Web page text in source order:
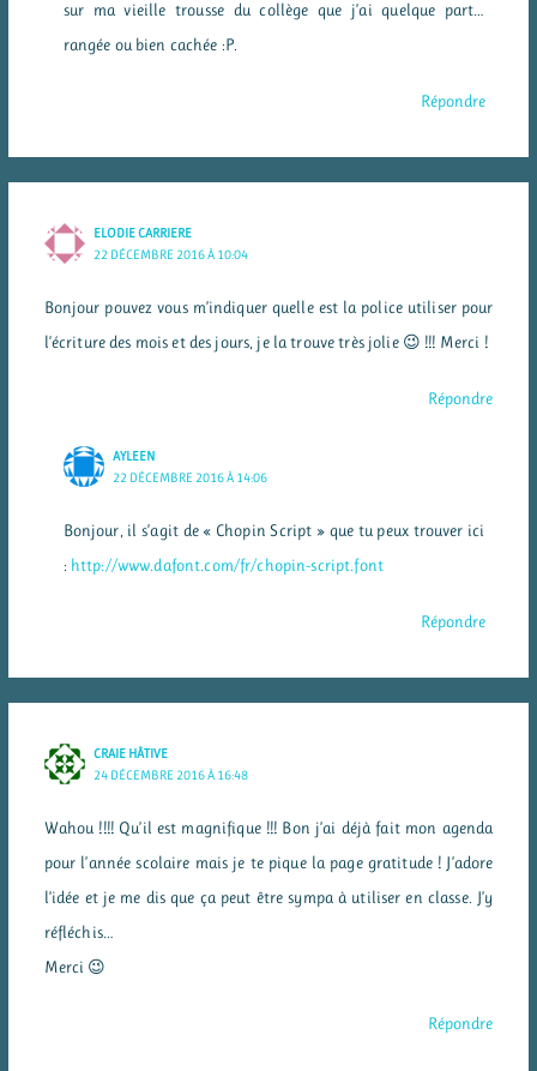
sur ma vieille trousse du collège que j’ai quelque part…
rangée ou bien cachée :P.
Répondre
ELODIE CARRIERE
22 DÉCEMBRE 2016 À 10:04
Bonjour pouvez vous m’indiquer quelle est la police utiliser pour
l’écriture des mois et des jours, je la trouve très jolie 😉 !!! Merci !
Répondre
AYLEEN
22 DÉCEMBRE 2016 À 14:06
Bonjour, il s’agit de « Chopin Script » que tu peux trouver ici
: http://www.dafont.com/fr/chopin-script.font
Répondre
CRAIE HÂTIVE
24 DÉCEMBRE 2016 À 16:48
Wahou !!!! Qu’il est magnifique !!! Bon j’ai déjà fait mon agenda
pour l’année scolaire mais je te pique la page gratitude ! J’adore
l’idée et je me dis que ça peut être sympa à utiliser en classe. J’y
réfléchis…
Merci 😉
Répondre